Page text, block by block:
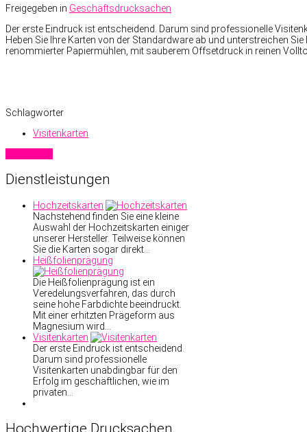
Freigegeben in Geschäftsdrucksachen
Der erste Eindruck ist entscheidend. Darum sind professionelle
Heben Sie Ihre Karten von der Standardware ab und unterstreichen
renommierter Papiermühlen, mit sauberem Offsetdruck in reinen
Schlagwörter
Visitenkarten
Dienstleistungen
Hochzeitskarten
Nachstehend finden Sie eine kleine
Auswahl der Hochzeitskarten einiger
unserer Hersteller. Teilweise können
Sie die Karten sogar direkt…
Heißfolienprägung
Die Heißfolienprägung ist ein
Veredelungsverfahren, das durch
seine hohe Farbdichte beeindruckt.
Mit einer erhitzten Prägeform aus
Magnesium wird…
Visitenkarten
Der erste Eindruck ist entscheidend.
Darum sind professionelle
Visitenkarten unabdingbar für den
Erfolg im geschäftlichen, wie im
privaten…
Hochwertige Drucksachen